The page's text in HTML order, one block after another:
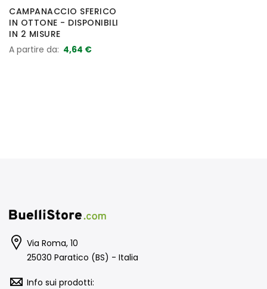
CAMPANACCIO SFERICO
IN OTTONE - DISPONIBILI
IN 2 MISURE
A partire da 4,64 €
Via Roma, 10
25030 Paratico (BS) - Italia
Info sui prodotti: